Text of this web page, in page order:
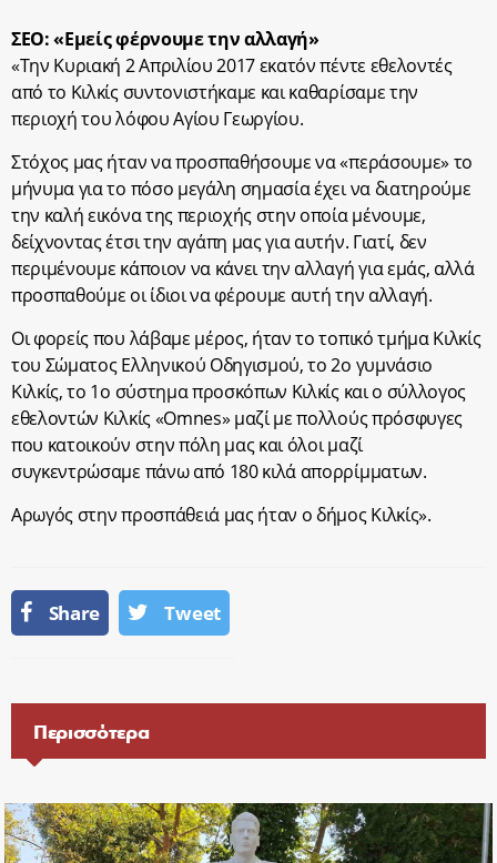
ΣΕΟ: «Εμείς φέρνουμε την αλλαγή»
«Την Κυριακή 2 Απριλίου 2017 εκατόν πέντε εθελοντές
από το Κιλκίς συντονιστήκαμε και καθαρίσαμε την
περιοχή του λόφου Αγίου Γεωργίου.
Στόχος μας ήταν να προσπαθήσουμε να «περάσουμε» το
μήνυμα για το πόσο μεγάλη σημασία έχει να διατηρούμε
την καλή εικόνα της περιοχής στην οποία μένουμε,
δείχνοντας έτσι την αγάπη μας για αυτήν. Γιατί, δεν
περιμένουμε κάποιον να κάνει την αλλαγή για εμάς, αλλά
προσπαθούμε οι ίδιοι να φέρουμε αυτή την αλλαγή.
Οι φορείς που λάβαμε μέρος, ήταν το τοπικό τμήμα Κιλκίς
του Σώματος Ελληνικού Οδηγισμού, το 2ο γυμνάσιο
Κιλκίς, το 1ο σύστημα προσκόπων Κιλκίς και ο σύλλογος
εθελοντών Κιλκίς «Omnes» μαζί με πολλούς πρόσφυγες
που κατοικούν στην πόλη μας και όλοι μαζί
συγκεντρώσαμε πάνω από 180 κιλά απορρίμματων.
Αρωγός στην προσπάθειά μας ήταν ο δήμος Κιλκίς».
Share Tweet
Περισσότερα